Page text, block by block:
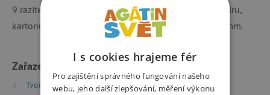
9 razítek a razítkovací polštářky určené na potisk papíru,
kartonu i dřeva. Rozměr produktu je 293 x 207 x 73 mm.
Zařazeno v kategoriích
Tvoření Razítka
Razítka na scrapbooking
I s cookies hrajeme fér
Pro zajištění správného fungování našeho
webu, jeho další zlepšování, měření výkonu